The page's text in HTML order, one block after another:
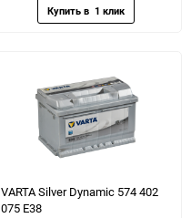
VARTA Silver Dynamic 574 402
075 E38